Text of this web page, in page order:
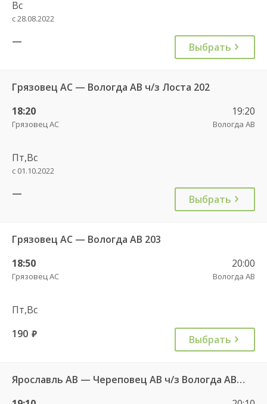
Вс
с 28.08.2022
— Выбрать
Грязовец АС — Вологда АВ ч/з Лоста 202
18:20
Грязовец АС
19:20
Вологда АВ
Пт,Вс
с 01.10.2022
— Выбрать
Грязовец АС — Вологда АВ 203
18:50
Грязовец АС
20:00
Вологда АВ
Пт,Вс
190 руб. Выбрать
Ярославль АВ — Череповец АВ ч/з Вологда АВ 4515